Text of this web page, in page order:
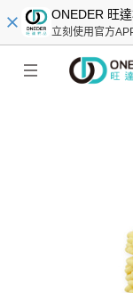
ONEDER 旺
立刻使用官方